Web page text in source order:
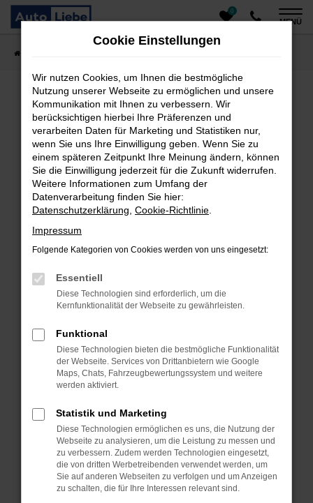
Zum
Hauptinhalt
0
MENÜ
Fehler: Network Error
Beim Laden ist ein Fehler aufgetreten.
Hier sind ein paar Tipps, die dir helfen können:
Überprüfe deine Firewall und deine
Internetverbindung.
Laden andere Webseiten, zum Beispiel deine
Suchmaschine?
Prüfe deine Browsererweiterungen.
das Laden bestimmter Seiten verhindern.
Funktioniert die Seite in einem anderen Browser
oder in einem privaten Fenster?
Das kann manchmal helfen, vorübergehende
Probleme zu beheben.
Stelle sicher, dass dein Browser und dein
Betriebssystem auf dem neuesten Stand sind.
Sicherheitsrisiko, sondern kann auch dazu führen,
dass bestimmte Funktionen nicht mehr
unterstützt werden.
Wende dich an den Webseitenbetreiber.
Wenn du alle oben genannten Schritte versucht
hast, kontaktiere uns bitte. Wir werden versuchen,
Cookie Einstellungen
Wir nutzen Cookies, um Ihnen die bestmögliche
Nutzung unserer Webseite zu ermöglichen und unsere
Kommunikation mit Ihnen zu verbessern. Wir
berücksichtigen hierbei Ihre Präferenzen und
verarbeiten Daten für Marketing und Statistiken nur,
wenn Sie uns Ihre Einwilligung geben. Wenn Sie zu
einem späteren Zeitpunkt Ihre Meinung ändern, können
Sie die Einwilligung jederzeit für die Zukunft widerrufen.
Weitere Informationen zum Umfang der
Datenverarbeitung finden Sie hier:
Datenschutzerklärung Cookie-Richtlinie
Impressum
Folgende Kategorien von Cookies werden von uns eingesetzt:
Essentiell
Diese Technologien sind erforderlich, um die
Kernfunktionalität der Webseite zu gewährleisten.
Funktional
Diese Technologien bieten die bestmögliche Funktionalität
der Webseite. Services von Drittanbietern wie Google
Maps, Chats, Fahrzeugbewertungssystem und weitere
werden aktiviert.
Statistik und Marketing
Diese Technologien ermöglichen es uns, die Nutzung der
Webseite zu analysieren, um die Leistung zu messen und
zu verbessern. Zudem werden Technologien eingesetzt,
die von dritten Werbetreibenden verwendet werden, um
Sie auf anderen Webseiten zu verfolgen und um Anzeigen
zu schalten, die für Ihre Interessen relevant sind.